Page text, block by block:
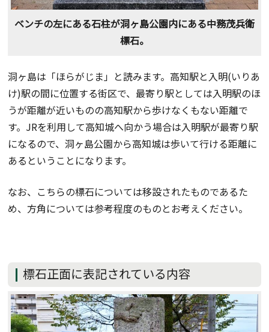
ベンチの左にある石柱が洞ヶ島公園内にある中務茂兵衛
標石。
洞ヶ島は「ほらがじま」と読みます。高知駅と入明(いりあ
け)駅の間に位置する街区で、最寄り駅としては入明駅のほ
うが距離が近いものの高知駅から歩けなくもない距離で
す。JRを利用して高知城へ向かう場合は入明駅が最寄り駅
になるので、洞ヶ島公園から高知城は歩いて行ける距離に
あるということになります。
なお、こちらの標石については移設されたものであるた
め、方角については参考程度のものとお考えください。
標石正面に表記されている内容